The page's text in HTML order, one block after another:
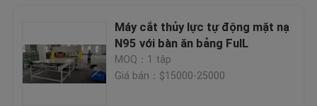
Máy cắt thủy lực tự động mặt nạ
N95 với bàn ăn bảng FulL
MOQ：1 tập
Giá bán：$15000-25000